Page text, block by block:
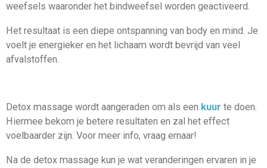
weefsels waaronder het bindweefsel worden geactiveerd.
Het resultaat is een diepe ontspanning van body en mind. Je
voelt je energieker en het lichaam wordt bevrijd van veel
afvalstoffen.
Detox massage wordt aangeraden om als een kuur te doen.
Hiermee bekom je betere resultaten en zal het effect
voelbaarder zijn. Voor meer info, vraag ernaar!
Na de detox massage kun je wat veranderingen ervaren in je